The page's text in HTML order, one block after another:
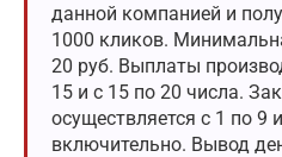
данной компанией и
1000 кликов.
20 руб. Выплаты
15 и с 15 по 20 числа.
осуществляется с 1 по 9
включительно. Вывод